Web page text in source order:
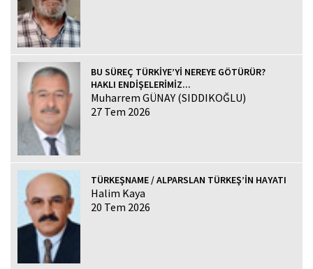
BU SÜREÇ TÜRKİYE’Yİ NEREYE GÖTÜRÜR?
HAKLI ENDİŞELERİMİZ...
Muharrem GÜNAY (SIDDIKOĞLU)
27 Tem 2026
TÜRKEŞNAME / ALPARSLAN TÜRKEŞ’İN HAYATI
Halim Kaya
20 Tem 2026